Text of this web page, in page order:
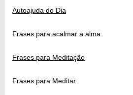
Autoajuda do Dia
Frases para acalmar a alma
Frases para Meditação
Frases para Meditar